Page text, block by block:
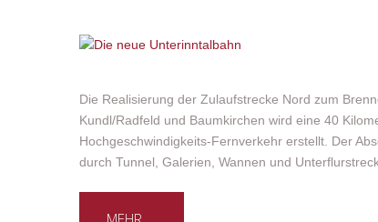
Die Realisierung der Zulaufstrecke Nord zum
Kundl/Radfeld und Baumkirchen wird eine 40
Hochgeschwindigkeits-Fernverkehr erstellt. Der
durch Tunnel, Galerien, Wannen und
MEHR ...